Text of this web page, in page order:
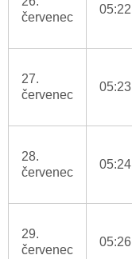
červenec
05:22
27.
červenec
05:23
28.
červenec
05:24
29.
červenec
05:26